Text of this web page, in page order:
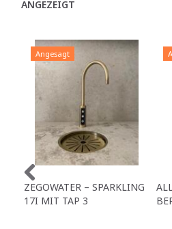
ANGEZEIGT
Angesagt
ZEGOWATER – SPARKLING
17I MIT TAP 3